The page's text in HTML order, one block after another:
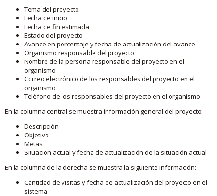
Tema del proyecto
Fecha de inicio
Fecha de fin estimada
Estado del proyecto
Avance en porcentaje y fecha de actualización del avance
Organismo responsable del proyecto
Nombre de la persona responsable del proyecto en el
organismo
Correo electrónico de los responsables del proyecto en el
organismo
Teléfono de los responsables del proyecto en el organismo
En la columna central se muestra información general del proyecto:
Descripción
Objetivo
Metas
Situación actual y fecha de actualización de la situación actual
En la columna de la derecha se muestra la siguiente información:
Cantidad de visitas y fecha de actualización del proyecto en el
sistema